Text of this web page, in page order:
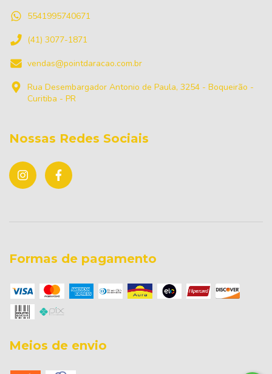
5541995740671
(41) 3077-1871
vendas@pointdaracao.com.br
Rua Desembargador Antonio de Paula, 3254 - Boqueirão -
Curitiba - PR
Nossas Redes Sociais
Formas de pagamento
Meios de envio